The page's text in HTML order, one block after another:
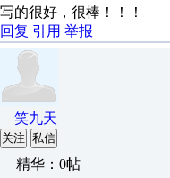
写的很好，很棒！！！
回复 引用 举报
—笑九天
关注 私信
精华：0帖